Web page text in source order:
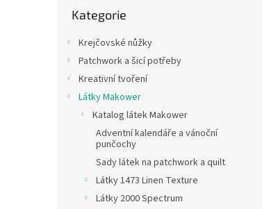
kategorie
Kategorie
Krejčovské nůžky
Patchwork a šicí potřeby
Kreativní tvoření
Látky Makower
Katalog látek Makower
Adventní kalendáře a vánoční
punčochy
Sady látek na patchwork a quilt
Látky 1473 Linen Texture
Látky 2000 Spectrum